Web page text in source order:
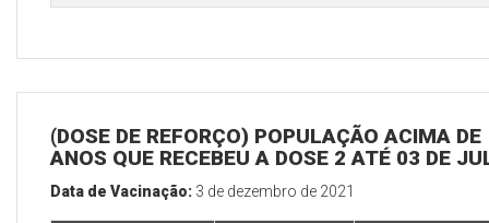
(DOSE DE REFORÇO) POPULAÇÃO ACIMA DE
ANOS QUE RECEBEU A DOSE 2 ATÉ 03 DE
Data de Vacinação: 3 de dezembro de 2021